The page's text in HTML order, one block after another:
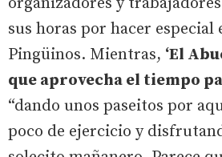
sus horas por hacer especial
Pingüinos. Mientras, ‘El
que aprovecha el tiempo
“dando unos paseitos por
poco de ejercicio y